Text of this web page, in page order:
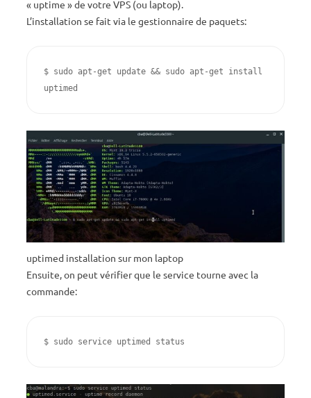
« uptime » de votre VPS (ou laptop).
L’installation se fait via le gestionnaire de paquets:
$ sudo apt-get update && sudo apt-get install
uptimed
uptimed installation sur mon laptop
Ensuite, on peut vérifier que le service tourne avec la
commande:
$ sudo service uptimed status